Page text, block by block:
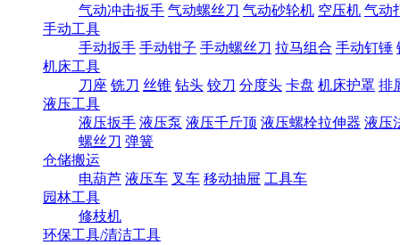
气动冲击扳手 气动螺丝刀 气动砂轮机 空压机 气动
手动工具
手动扳手 手动钳子 手动螺丝刀 拉马组合 手动钉锤
机床工具
刀座 铣刀 丝锥 钻头 铰刀 分度头 卡盘 机床护罩 排
液压工具
液压扳手 液压泵 液压千斤顶 液压螺栓拉伸器 液压
螺丝刀 弹簧
仓储搬运
电葫芦 液压车 叉车 移动抽屉 工具车
园林工具
修枝机
环保工具/清洁工具